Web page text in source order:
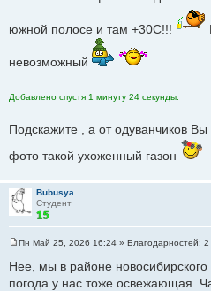
н
южной полосе и там +30С!!!
невозможный
Добавлено спустя 1 минуту 24 секунды:
Подскажите , а от одуванчиков
фото такой ухоженный газон
Bubusya
Студент
о
б
Пн Май 25, 2026 16:24 » Благодарностей: 2
Нее, мы в районе новосибирского
погода у нас тоже освежающая.